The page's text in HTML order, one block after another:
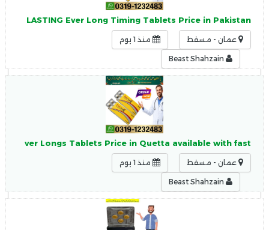
LONG LASTING Ever Long Timing Tablets Price in Pakistan
عمان - مسقط منذ 1 يوم
Ever Longs Tablets Price in Quetta available with fast
عمان - مسقط منذ 1 يوم